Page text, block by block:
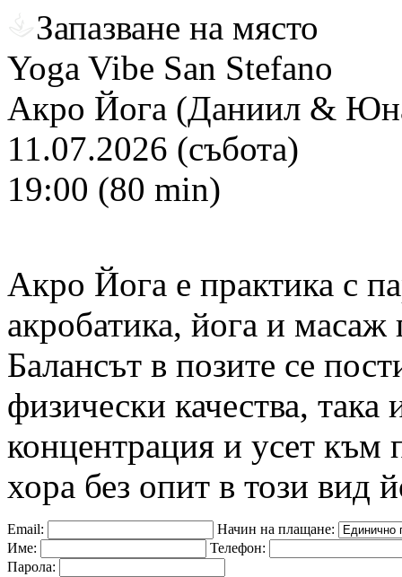
Запазване на място
Yoga Vibe San Stefano
Акро Йога (Даниил &
11.07.2026 (събота)
19:00 (80 min)
Акро Йога е практика с
акробатика, йога и
Балансът в позите се
физически качества, така
концентрация и усет към
хора без опит в този вид
Email:
Начин на плащане:
Име:
Телефон:
Парола: